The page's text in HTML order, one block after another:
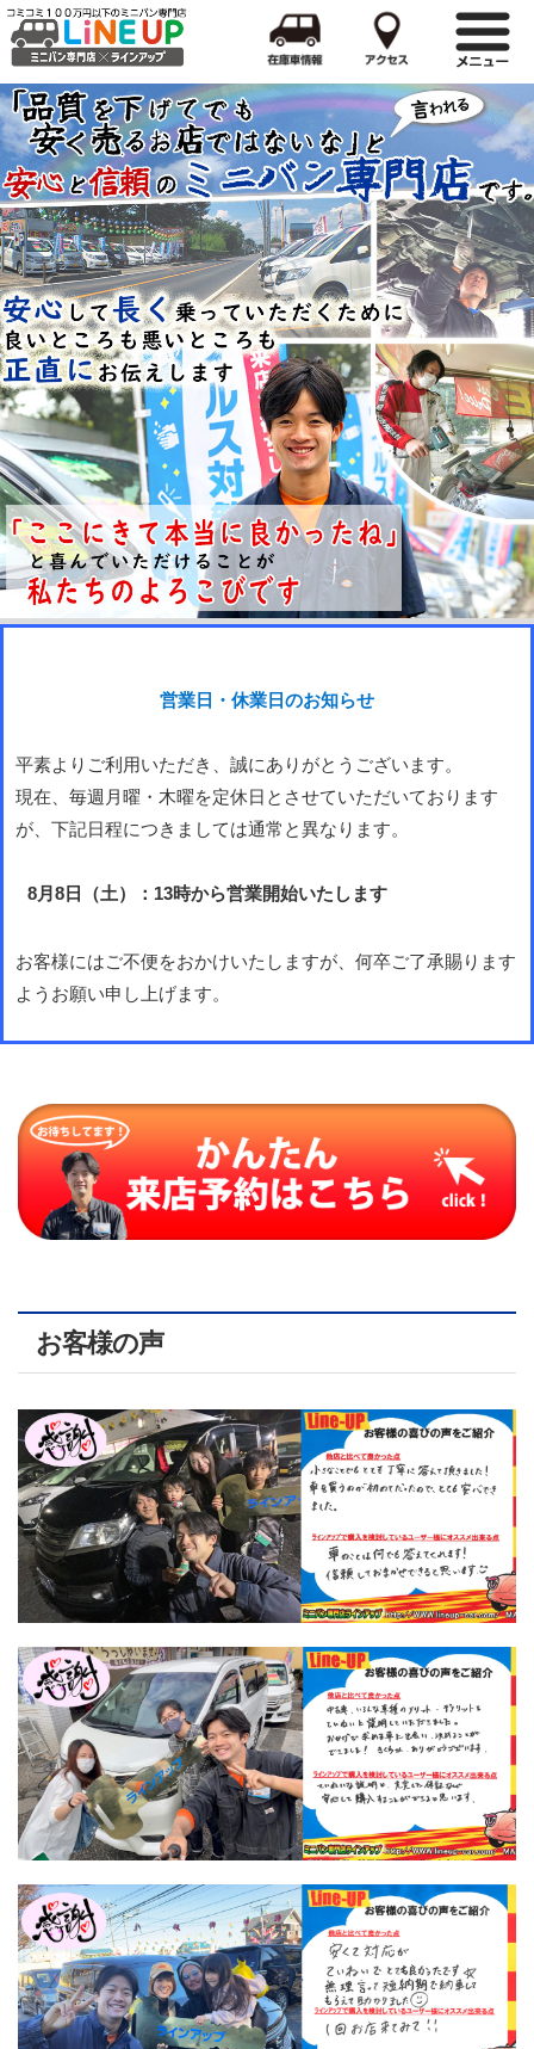
営業日・休業日のお知らせ
平素よりご利用いただき、誠にありがとうございます。
現在、毎週月曜・木曜を定休日とさせていただいております
が、下記日程につきましては通常と異なります。
8月8日（土）：13時から営業開始いたします
お客様にはご不便をおかけいたしますが、何卒ご了承賜ります
ようお願い申し上げます。
お客様の声